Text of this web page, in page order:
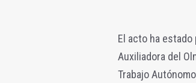
El acto ha
Auxiliadora del
Trabajo